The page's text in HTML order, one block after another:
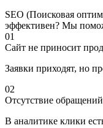
SEO (Поисковая
эффективен? Мы
01
Сайт не приносит
Заявки приходят, но
02
Отсутствие обращений
В аналитике клики